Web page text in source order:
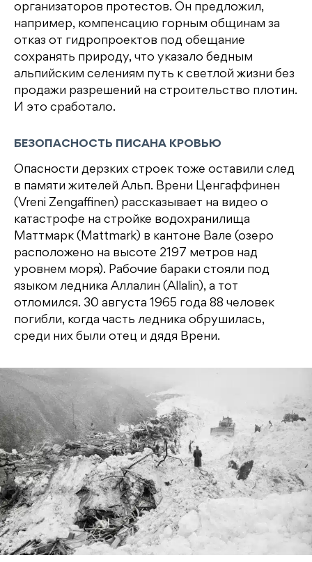
организаторов протестов. Он предложил,
например, компенсацию горным общинам за
отказ от гидропроектов под обещание
сохранять природу, что указало бедным
альпийским селениям путь к светлой жизни без
продажи разрешений на строительство плотин.
И это сработало.
БЕЗОПАСНОСТЬ ПИСАНА КРОВЬЮ
Опасности дерзких строек тоже оставили след
в памяти жителей Альп. Врени Ценгаффинен
(Vreni Zengaffinen) рассказывает на видео о
катастрофе на стройке водохранилища
Маттмарк (Mattmark) в кантоне Вале (озеро
расположено на высоте 2197 метров над
уровнем моря). Рабочие бараки стояли под
языком ледника Аллалин (Allalin), а тот
отломился. 30 августа 1965 года 88 человек
погибли, когда часть ледника обрушилась,
среди них были отец и дядя Врени.